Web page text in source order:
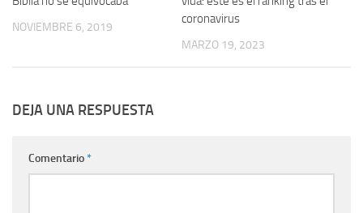
NOVIEMBRE 6, 2019
coronavirus
MARZO 19, 2023
DEJA UNA RESPUESTA
Comentario*